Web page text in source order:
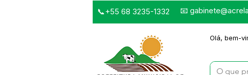
📞+55 68 3235-1332 📧
Olá, bem-